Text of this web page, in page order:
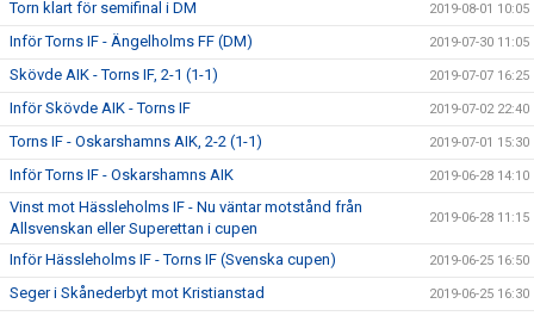
Torn klart för semifinal i DM 2019-08-01 10:05
Inför Torns IF - Ängelholms FF (DM) 2019-07-30 11:05
Skövde AIK - Torns IF, 2-1 (1-1) 2019-07-07 16:25
Inför Skövde AIK - Torns IF 2019-07-02 22:40
Torns IF - Oskarshamns AIK, 2-2 (1-1) 2019-07-01 15:30
Inför Torns IF - Oskarshamns AIK 2019-06-28 14:10
Vinst mot Hässleholms IF - Nu väntar motstånd från
Allsvenskan eller Superettan i cupen
2019-06-28 11:15
Inför Hässleholms IF - Torns IF (Svenska cupen) 2019-06-25 16:50
Seger i Skånederbyt mot Kristianstad 2019-06-25 16:30